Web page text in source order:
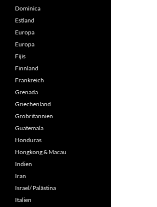
Dominica
Estland
Europa
Europa
Fijis
Finnland
Frankreich
Grenada
Griechenland
Grobritannien
Guatemala
Honduras
Hongkong & Macau
Indien
Iran
Israel/ Palästina
Italien